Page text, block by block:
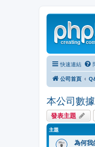
快速連結
公司首頁
本公司數
發表主題
主題
為何我